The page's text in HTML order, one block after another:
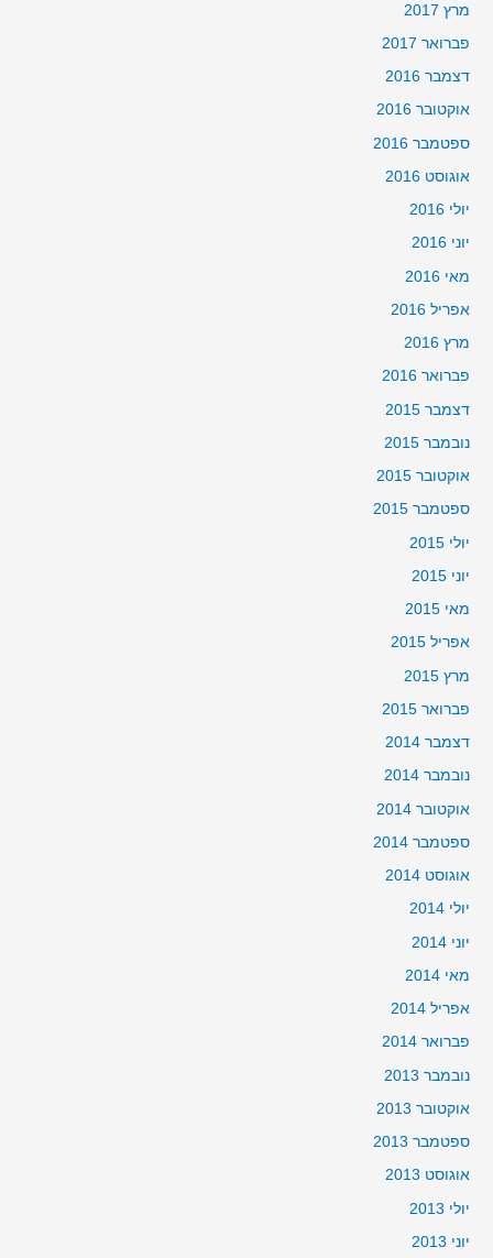
מרץ 2017
פברואר 2017
דצמבר 2016
אוקטובר 2016
ספטמבר 2016
אוגוסט 2016
יולי 2016
יוני 2016
מאי 2016
אפריל 2016
מרץ 2016
פברואר 2016
דצמבר 2015
נובמבר 2015
אוקטובר 2015
ספטמבר 2015
יולי 2015
יוני 2015
מאי 2015
אפריל 2015
מרץ 2015
פברואר 2015
דצמבר 2014
נובמבר 2014
אוקטובר 2014
ספטמבר 2014
אוגוסט 2014
יולי 2014
יוני 2014
מאי 2014
אפריל 2014
פברואר 2014
נובמבר 2013
אוקטובר 2013
ספטמבר 2013
אוגוסט 2013
יולי 2013
יוני 2013